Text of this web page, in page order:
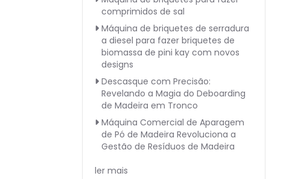
comprimidos de sal
Máquina de briquetes de serradura
a diesel para fazer briquetes de
biomassa de pini kay com novos
designs
Descasque com Precisão:
Revelando a Magia do Deboarding
de Madeira em Tronco
Máquina Comercial de Aparagem
de Pó de Madeira Revoluciona a
Gestão de Resíduos de Madeira
ler mais